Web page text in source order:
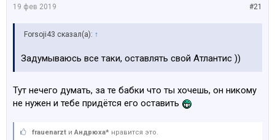
#21
19 фев 2019
Forsoji43 сказал(а): ↑
Задумываюсь все таки, оставлять свой Атлантис ))
Тут нечего думать, за те бабки что ты хочешь, он никому
не нужен и тебе придётся его оставить
frauenarzt иАндрюха* нравится это.